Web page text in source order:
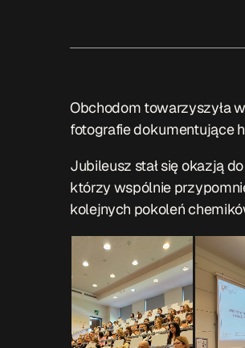
Obchodom towarzyszyła
fotografie dokumentujące
Jubileusz stał się okazją
którzy wspólnie
kolejnych pokoleń